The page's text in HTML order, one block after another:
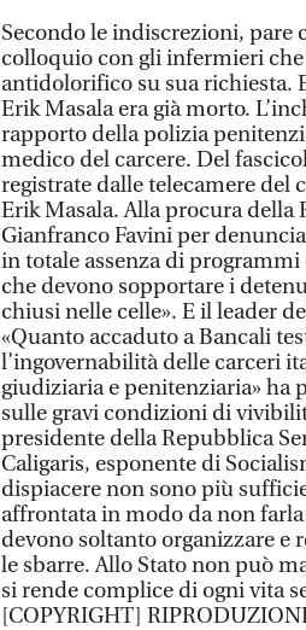
Secondo le indiscrezioni, pare
colloquio con gli infermieri
antidolorifico su sua richiesta.
Erik Masala era già morto.
rapporto della polizia
medico del carcere. Del
registrate dalle telecamere del
Erik Masala. Alla procura della
Gianfranco Favini per
in totale assenza di
che devono sopportare i
chiusi nelle celle». E il leader
«Quanto accaduto a Bancali
l’ingovernabilità delle carceri
giudiziaria e penitenziaria» ha
sulle gravi condizioni di
presidente della Repubblica
Caligaris, esponente di
dispiacere non sono più
affrontata in modo da non
devono soltanto organizzare e
le sbarre. Allo Stato non può
si rende complice di ogni vita
[COPYRIGHT]